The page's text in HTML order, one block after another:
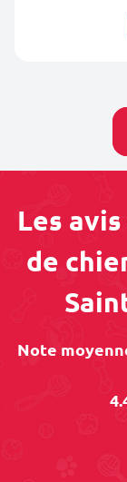
Les
de
Note